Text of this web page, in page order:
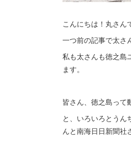
こんにちは！丸さん
一つ前の記事で太さ
私も太さんも徳之島
ます。
皆さん、徳之島って
と、いろいろとうん
んと南海日日新聞社